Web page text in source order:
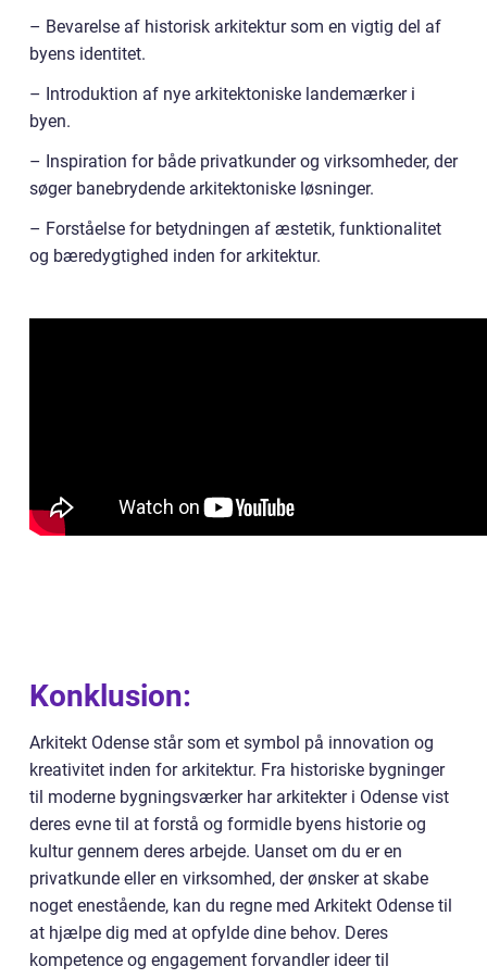
– Bevarelse af historisk arkitektur som en vigtig del af
byens identitet.
– Introduktion af nye arkitektoniske landemærker i
byen.
– Inspiration for både privatkunder og virksomheder, der
søger banebrydende arkitektoniske løsninger.
– Forståelse for betydningen af æstetik, funktionalitet
og bæredygtighed inden for arkitektur.
Konklusion:
Arkitekt Odense står som et symbol på innovation og
kreativitet inden for arkitektur. Fra historiske bygninger
til moderne bygningsværker har arkitekter i Odense vist
deres evne til at forstå og formidle byens historie og
kultur gennem deres arbejde. Uanset om du er en
privatkunde eller en virksomhed, der ønsker at skabe
noget enestående, kan du regne med Arkitekt Odense til
at hjælpe dig med at opfylde dine behov. Deres
kompetence og engagement forvandler ideer til